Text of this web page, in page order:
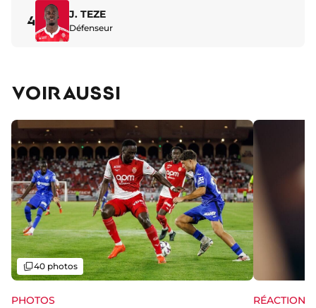
4 J. TEZE
Défenseur
VOIR AUSSI
PHOTOS
Galerie
40 photos
RÉACTIONS